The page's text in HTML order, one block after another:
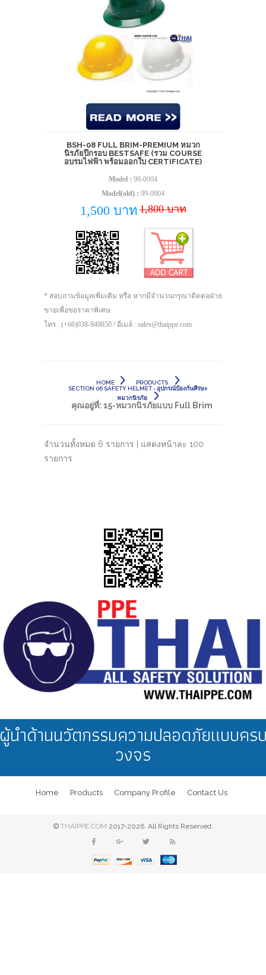
BSH-08 FULL BRIM-PREMIUM หมวก
นิรภัยปีกรอบ BESTSAFE (รวม COURSE
อบรมไฟฟ้า พร้อมออกใบ CERTIFICATE)
Model : 99-0004
Model(old) : 99-0004
1,500 บาท 1,800 บาท
* สอบถามข้อมูลเพิ่มเติม หรือ หากมีจำนวนกรุณาติดต่อฝ่าย
ขายเพื่อขอราคาพิเศษ
โทร : (+66)038-949850 / อีเมล์ : sales@thaippe.com
HOME
PRODUCTS
SECTION 06 SAFETY HELMET - อุปกรณ์ป้องกันศีรษะ
หมวกนิรภัย
คุณอยู่ที่: 15-หมวกนิรภัยแบบ Full Brim
จำนวนทั้งหมด 6 รายการ | แสดงหน้าละ 100
รายการ
นำด้านนวัตกรรมความปลอดภัยแบบคร
วงจร
Home Products Company Profile Contact Us
© THAIPPE.COM 2017-2026. All Rights Reserved.